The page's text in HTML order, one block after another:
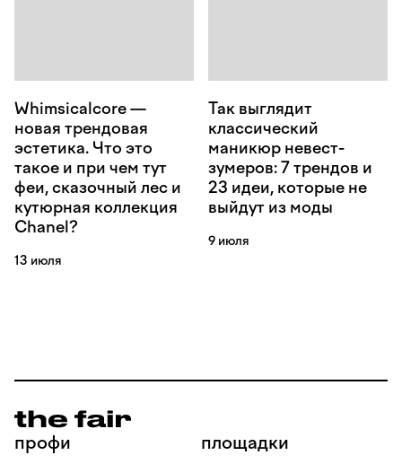
Whimsicalcore —
новая трендовая
эстетика. Что это
такое и при чем тут
феи, сказочный лес и
кутюрная коллекция
Chanel?
13 июля
Так выглядит
классический
маникюр невест-
зумеров: 7 трендов и
23 идеи, которые не
выйдут из моды
9 июля
профи площадки